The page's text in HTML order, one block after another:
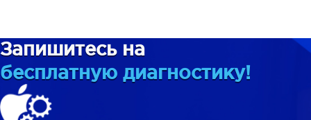
Запишитесь на
бесплатную диагностику!